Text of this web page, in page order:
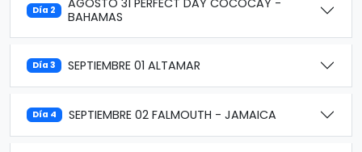
Día 2
AGOSTO 31 PERFECT DAY COCOCAY -
BAHAMAS
Día 3 SEPTIEMBRE 01 ALTAMAR
Día 4 SEPTIEMBRE 02 FALMOUTH - JAMAICA